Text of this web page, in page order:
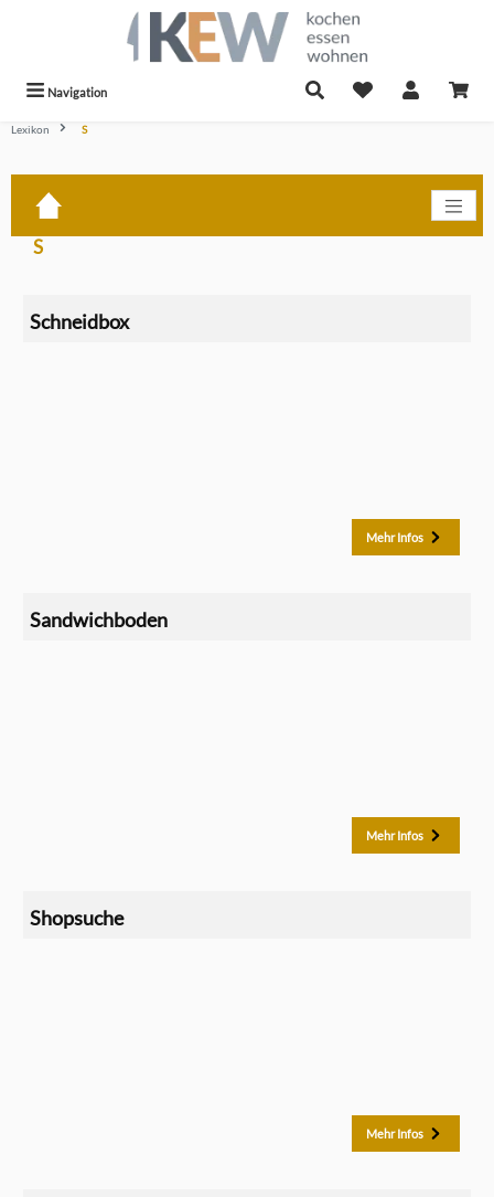
Navigation
Lexikon S
S
Schneidbox
Mehr Infos
Sandwichboden
Mehr Infos
Shopsuche
Mehr Infos